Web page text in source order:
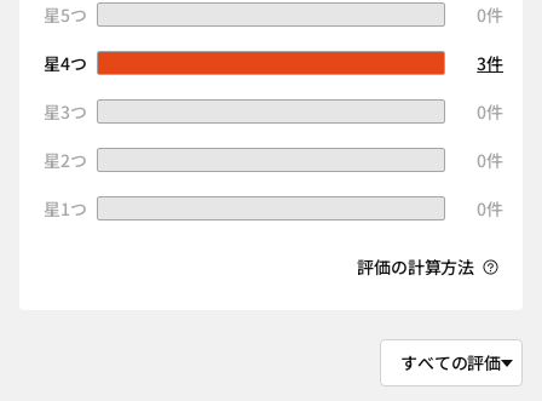
星5つ
0件
星4つ
3件
星3つ
0件
星2つ
0件
星1つ
0件
評価の計算方法